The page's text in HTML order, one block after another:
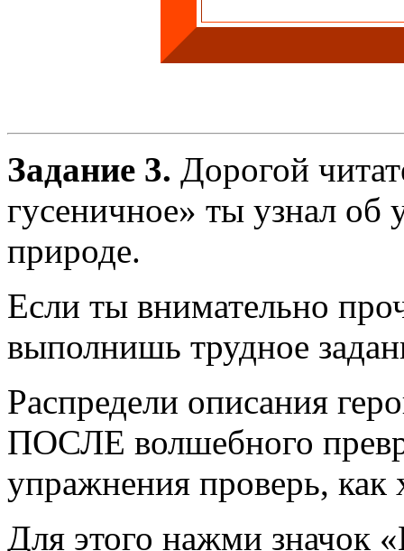
Задание 3. Дорогой
гусеничное» ты узнал об
природе.
Если ты внимательно
выполнишь трудное
Распредели описания
ПОСЛЕ волшебного
упражнения проверь,
Для этого нажми значок